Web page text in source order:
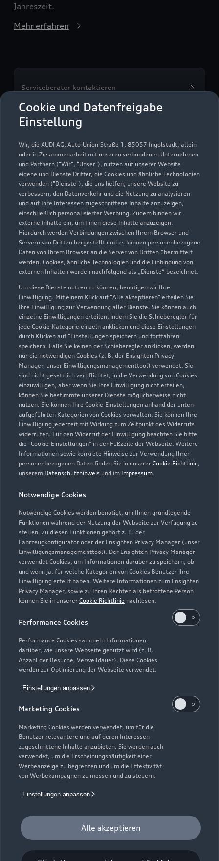
Cookie und Datenfreigabe
Einstellung
Wir, die AUDI AG, Auto-Union-Straße 1, 85057 Ingolstadt, allein
oder in Zusammenarbeit mit unseren verbundenen Unternehmen
und Partnern ("Wir", "Unser"), nutzen auf unserer Website
eigene und Dienste Dritter, die Cookies und ähnliche Technologien
verwenden ("Dienste"), die uns helfen, unsere Website zu
verbessern, den Datenverkehr und die Nutzung zu analysieren
und auf Ihre Interessen zugeschnittene Inhalte anzuzeigen,
einschließlich personalisierter Werbung. Zudem binden wir
externe Inhalte ein, um Ihnen diese Inhalte anzuzeigen.
Hierdurch werden Verbindungen zwischen Ihrem Browser und
Servern von Dritten hergestellt und es können personenbezogene
Daten von Ihrem Browser an die Server von Dritten übermittelt
werden. Cookies, ähnliche Technologien und die Einbindung von
externen Inhalten werden nachfolgend als „Dienste“ bezeichnet.
Um diese Dienste nutzen zu können, benötigen wir Ihre
Einwilligung. Mit einem Klick auf "Alle akzeptieren" erteilen Sie
Ihre Einwilligung zur Verwendung aller Dienste. Sie können auch
einzelne Einwilligungen erteilen, indem Sie die Schieberegler für
jede Cookie-Kategorie einzeln anklicken und diese Einstellungen
durch Klicken auf "Einstellungen speichern und fortfahren"
speichern. Falls Sie keinen der Schieberegler anklicken, werden
nur die notwendigen Cookies (z. B. der Ensighten Privacy
Manager, unser Einwilligungsmanagementtool) verwendet. Sie
sind nicht gesetzlich verpflichtet, in die Verwendung von Cookies
einzuwilligen, aber wenn Sie Ihre Einwilligung nicht erteilen,
können Sie bestimmte unserer Dienste möglicherweise nicht
nutzen. Sie können Ihre Cookie-Einstellungen anhand der unten
aufgeführten Kategorien von Cookies verwalten. Sie können Ihre
Einwilligung jederzeit mit Wirkung zum Zeitpunkt des Widerrufs
widerrufen. Für den Widerruf der Einwilligung beachten Sie bitte
die "Cookie-Einstellungen" in der Fußzeile der Webseite. Weitere
Informationen sowie konkrete Hinweise zur Verwendung Ihrer
personenbezogenen Daten finden Sie in unserer Cookie Richtlinie,
unserem Datenschutzhinweis und im Impressum.
Notwendige Cookies
Notwendige Cookies werden benötigt, um Ihnen grundlegende
Funktionen während der Nutzung der Webseite zur Verfügung zu
stellen. Zu diesen Funktionen gehört z. B. der
Fahrzeugkonfigurator oder der Ensighten Privacy Manager (unser
Einwilligungsmanagementtool). Der Ensighten Privacy Manager
verwendet Cookies, um Informationen darüber zu speichern, ob
und wenn ja, für welche Kategorien von Cookies Benutzer ihre
Einwilligung erteilt haben. Weitere Informationen zum Ensighten
Privacy Manager, sowie zu Ihren Rechten als betroffene Person
können Sie in unserer Cookie Richtlinie nachlesen.
Performance Cookies
Performance Cookies sammeln Informationen
darüber, wie unsere Webseite genutzt wird (z. B.
Anzahl der Besuche, Verweildauer). Diese Cookies
werden zur Optimierung der Webseite verwendet.
Einstellungen anpassen
Marketing Cookies
Marketing Cookies werden verwendet, um für die
Benutzer relevantere und auf deren Interessen
zugeschnittene Inhalte anzubieten. Sie werden auch
verwendet, um die Erscheinungshäufigkeit einer
Werbeanzeige zu begrenzen und um die Effektivität
von Werbekampagnen zu messen und zu steuern.
Einstellungen anpassen
Alle akzeptieren
Jahreszeit.
Mehr erfahren
Serviceberater kontaktieren
Autohaus Gremer-
Koenigsmann GmbH
Servicepartner e-tron
Bärenbruch 36-44
44379 Dortmund
0231 5655810
info@autohaus-gremer.de
Kontaktdaten herunterladen
Öffnungszeiten
Service
Geschlossen, öffnet amFreitag 07:30
Teile- & Zubehörverkauf
Geschlossen,öffnet amFreitag 07:30
Zur Reparatur